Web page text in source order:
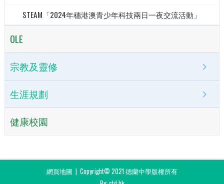
STEAM「2024年穗港澳青少年科技兩日一夜交流活動」
OLE
宗教及靈修
生涯規劃
健康校園
網頁地圖 | Copyright© 2021 德蘭中學版權所有